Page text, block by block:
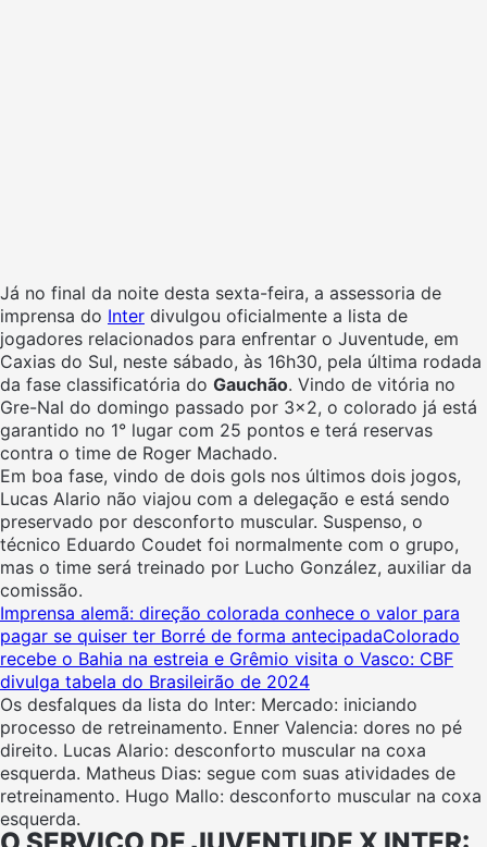
Já no final da noite desta sexta-feira, a assessoria de
imprensa do Inter divulgou oficialmente a lista de
jogadores relacionados para enfrentar o Juventude, em
Caxias do Sul, neste sábado, às 16h30, pela última rodada
da fase classificatória do Gauchão. Vindo de vitória no
Gre-Nal do domingo passado por 3×2, o colorado já está
garantido no 1° lugar com 25 pontos e terá reservas
contra o time de Roger Machado.
Em boa fase, vindo de dois gols nos últimos dois jogos,
Lucas Alario não viajou com a delegação e está sendo
preservado por desconforto muscular. Suspenso, o
técnico Eduardo Coudet foi normalmente com o grupo,
mas o time será treinado por Lucho González, auxiliar da
comissão.
Imprensa alemã: direção colorada conhece o valor para
pagar se quiser ter Borré de forma antecipadaColorado
recebe o Bahia na estreia e Grêmio visita o Vasco: CBF
divulga tabela do Brasileirão de 2024
Os desfalques da lista do Inter: Mercado: iniciando
processo de retreinamento. Enner Valencia: dores no pé
direito. Lucas Alario: desconforto muscular na coxa
esquerda. Matheus Dias: segue com suas atividades de
retreinamento. Hugo Mallo: desconforto muscular na coxa
esquerda.